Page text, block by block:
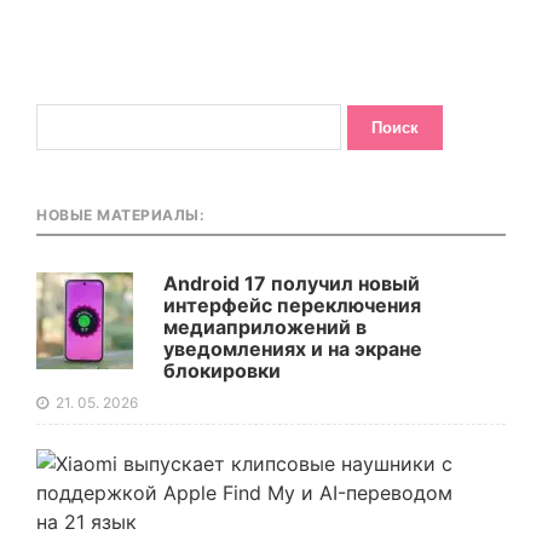
НОВЫЕ МАТЕРИАЛЫ:
Android 17 получил новый
интерфейс переключения
медиаприложений в
уведомлениях и на экране
блокировки
21. 05. 2026